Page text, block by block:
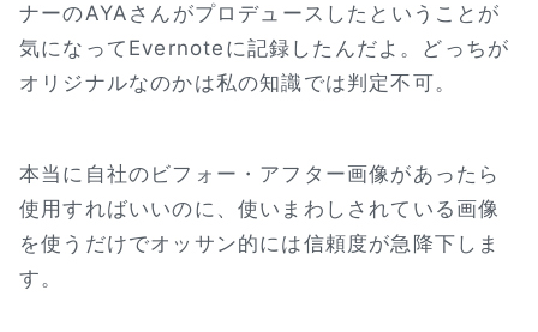
ナーのAYAさんがプロデュースしたということが
気になってEvernoteに記録したんだよ。どっちが
オリジナルなのかは私の知識では判定不可。
本当に自社のビフォー・アフター画像があったら
使用すればいいのに、使いまわしされている画像
を使うだけでオッサン的には信頼度が急降下しま
す。